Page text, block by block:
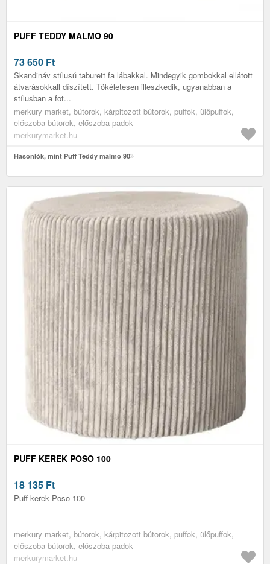
PUFF TEDDY MALMO 90
73 650 Ft
Skandináv stílusú taburett fa lábakkal. Mindegyik gombokkal ellátott
átvarásokkall díszített. Tökéletesen illeszkedik, ugyanabban a
stílusban a fot...
merkury market, bútorok, kárpitozott bútorok, puffok, ülőpuffok,
előszoba bútorok, előszoba padok
merkurymarket.hu
Hasonlók, mint Puff Teddy malmo 90
PUFF KEREK POSO 100
18 135 Ft
Puff kerek Poso 100
merkury market, bútorok, kárpitozott bútorok, puffok, ülőpuffok,
előszoba bútorok, előszoba padok
merkurymarket.hu